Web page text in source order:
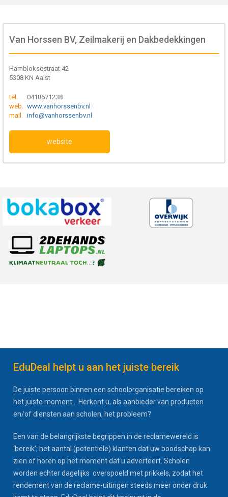
Van Horssen BV, Zeilmakerij en Dakbedekkingen
Hambloksestraat 42
5308 KN Aalst
tel.
0418671238
web. www.vanhorssenbv.nl
mail. info@vanhorssenbv.nl
website
EduDeal helpt u aan het juiste bereik
De juiste persoon binnen een schoolorganisatie bereiken op
het juiste moment... Herkent u, als aanbieder van producten
en/of diensten aan scholen, het probleem?
Een van de belangrijkste begrippen in de reclamewereld is
‘bereik’; het aantal (potentiële) klanten dat uw boodschap kan
zien of horen op het moment dat u adverteert. Scholen
worden echter dagelijks overspoeld met prikkels, zodat het
rendement van de reclame-uitingen steeds meer onder druk